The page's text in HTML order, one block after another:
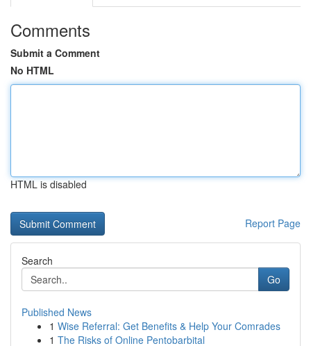
Comments
Submit a Comment
No HTML
HTML is disabled
Report Page
Search
Go
Published News
1 Wise Referral: Get Benefits & Help Your Comrades
1 The Risks of Online Pentobarbital